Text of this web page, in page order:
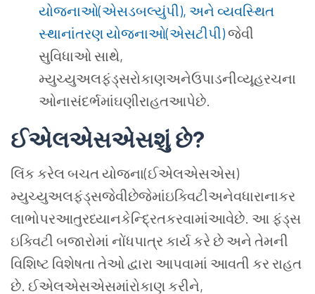
યોજનાઓ(એસડબલ્યુંપી), અને વ્યવસ્થિત
સ્થાનાંતરણ યોજનાઓ(એસટીપી)જેવી
સુવિધાઓ સાથે,
મ્યુચ્યુઅલફંડ્સરોકાણઅનેઉપાડનીવ્યૂહરચના
ઓનાસંદર્ભમાંઘણીરાહતઆપેછે.
ઈએલએસએસશું છે?
લિંક કરેલ બચત યોજના(ઈએલએસએસ)
મ્યુચ્યુઅલફંડ્સજેવીછેજેમાંઇક્વિટીઅનેવધારાનાકર
લાભોપરઆતુરધ્યાનકેન્દ્રિતકરવામાંઆવેછે. આ ફંડ્સ
ઇક્વિટી બજારોમાં નોંધપાત્ર કાર્ય કરે છે અને તેમની
વિશિષ્ટ વિશેષતા તેઓ દ્વારા આપવામાં આવતી કર રાહત
છે. ઈએલએસએસમાંરોકાણ કરીને,